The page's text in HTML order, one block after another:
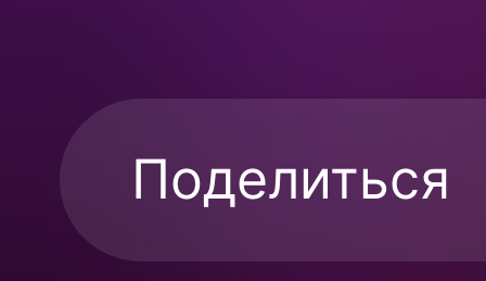
Поделиться